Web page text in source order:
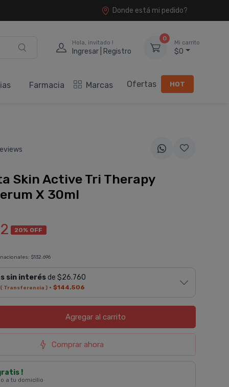
Donde está mi pedido?
Hola, invitado !
Ingresar | Registro
0
Mi carrito
$0
Farmacia Marcas Ofertas HOT
Skin Active Tri Therapy
X 30ml
20% OFF
$132.696
sin interésde $26.760
( Transferencia )· $144.506
Agregaral carrito
Comprar ahora
!
o a tu domicilio